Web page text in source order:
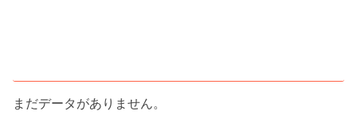
まだデータがありません。